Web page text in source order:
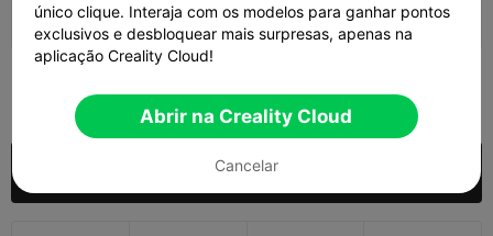
Ganhar mais pontos
500 
Comprar
único clique. Interaja com os modelos para ganhar pontos
exclusivos e desbloquear mais surpresas, apenas na
aplicação Creality Cloud!
Abrir na Creality Cloud
Cancelar